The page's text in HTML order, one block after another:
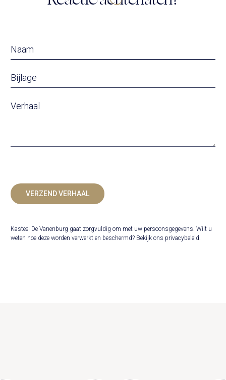
Bijlage
Kasteel De Vanenburg gaat zorgvuldig om met uw persoonsgegevens. Wilt u
weten hoe deze worden verwerkt en beschermd? Bekijk ons privacybeleid.